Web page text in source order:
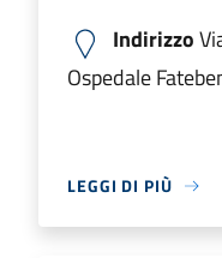
Indirizzo
Ospedale
LEGGI DI PIÙ